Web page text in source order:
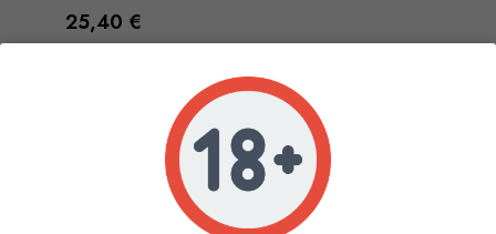
Preço
25,40 €
A mostrar 1-1 de 1 artigo(s)
Voltar ao topo